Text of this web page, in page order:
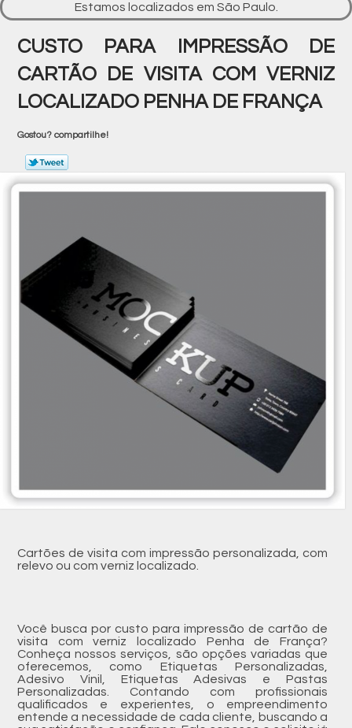
Estamos localizados em São Paulo.
CUSTO PARA IMPRESSÃO DE
CARTÃO DE VISITA COM VERNIZ
LOCALIZADO PENHA DE FRANÇA
Gostou? compartilhe!
Cartões de visita com impressão personalizada, com
relevo ou com verniz localizado.
Você busca por custo para impressão de cartão de
visita com verniz localizado Penha de França?
Conheça nossos serviços, são opções variadas que
oferecemos, como Etiquetas Personalizadas,
Adesivo Vinil, Etiquetas Adesivas e Pastas
Personalizadas. Contando com profissionais
qualificados e experientes, o empreendimento
entende a necessidade de cada cliente, buscando a